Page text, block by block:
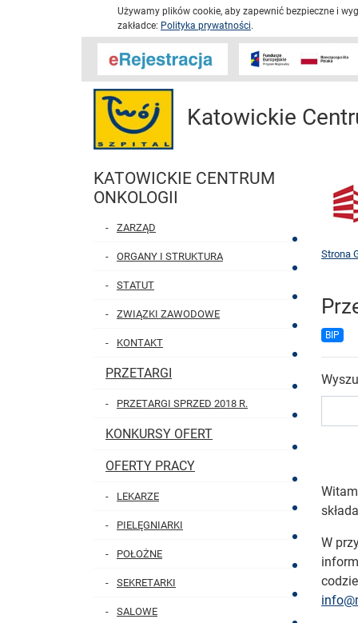
Używamy plików cookie, aby zapewnić bezpieczne i
zakładce: Polityka prywatności.
Katowickie
KATOWICKIE CENTRUM
ONKOLOGII
ZARZĄD
ORGANY I STRUKTURA
STATUT
ZWIĄZKI ZAWODOWE
KONTAKT
PRZETARGI
PRZETARGI SPRZED 2018 R.
KONKURSY OFERT
OFERTY PRACY
LEKARZE
PIELĘGNIARKI
POŁOŻNE
SEKRETARKI
SALOWE
Strona
BIP
W